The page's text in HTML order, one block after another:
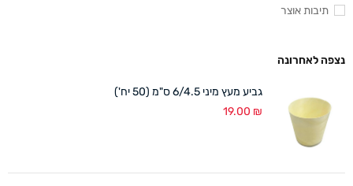
תיבות אוצר
נצפה לאחרונה
גביע מעץ מיני 6/4.5 ס"מ (50 יח')
19.00 ₪